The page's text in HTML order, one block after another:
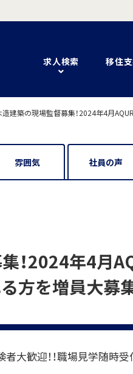
求人検索 移住
築の現場監督募集！2024年4月
雰囲気 社員の声
！2024年4月
方を増員大募集
者大歓迎！！職場見学随時受